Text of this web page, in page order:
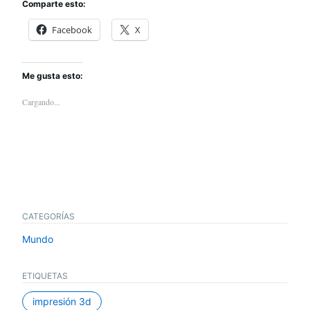
Comparte esto:
Facebook X
Me gusta esto:
Cargando...
CATEGORÍAS
Mundo
ETIQUETAS
impresión 3d